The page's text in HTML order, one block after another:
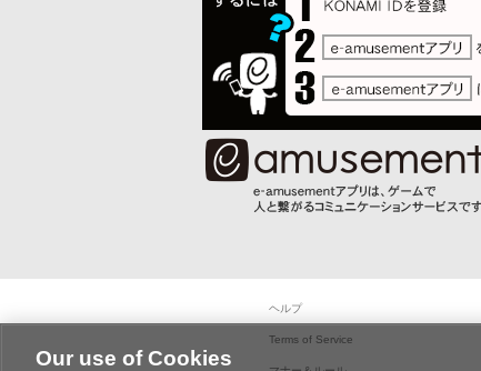
ヘルプ
Terms of Service
Our use of Cookies